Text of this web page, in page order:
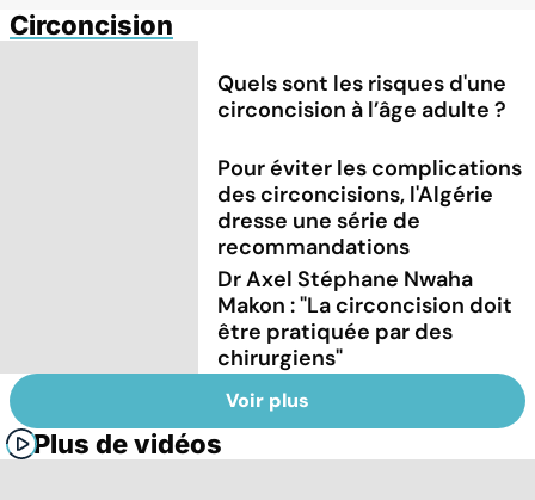
Circoncision
Quels sont les risques d'une
circoncision à l’âge adulte ?
Pour éviter les complications
des circoncisions, l'Algérie
dresse une série de
recommandations
Dr Axel Stéphane Nwaha
Makon : "La circoncision doit
être pratiquée par des
chirurgiens"
Voir plus
Plus de vidéos